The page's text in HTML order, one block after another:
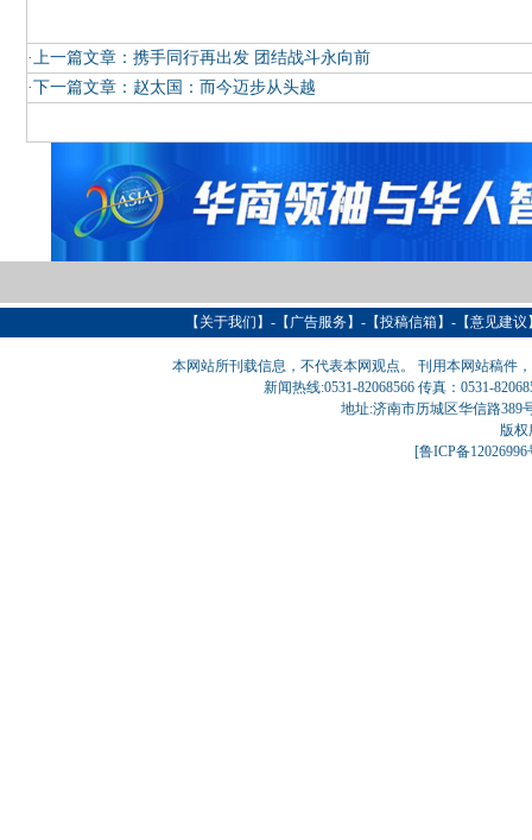
·上一篇文章： 携手同行再出发 团结战斗永向前
·下一篇文章： 赵太国：而今迈步从头越
【 关于我们 】-【 广告服务】-【投稿信箱】-【意见建
本网站所刊载信息，不代表本网观点。 刊用本网站稿件
新闻热线:0531-82068566 传真：0531-
地址:济南市历城区华信路389
版
[鲁ICP备12026996